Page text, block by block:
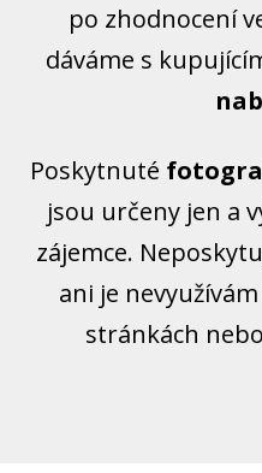
po zhodnocení
dáváme s
Poskytnuté
jsou určeny jen a
zájemce.
ani je
stránkách